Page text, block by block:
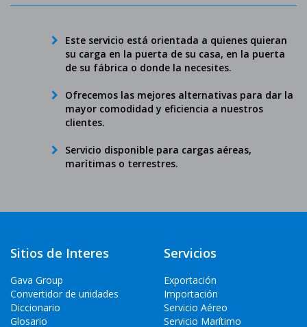
Este servicio está orientada a quienes quieran
su carga en la puerta de su casa, en la puerta
de su fábrica o donde la necesites.
Ofrecemos las mejores alternativas para dar la
mayor comodidad y eficiencia a nuestros
clientes.
Servicio disponible para cargas aéreas,
marítimas o terrestres.
Sitios de Interes
Gava Group
Convertidor de unidades
Diccionario
Glosario
Servicios
Exportación
Importación
Servicio Aéreo
Servicio Marítimo